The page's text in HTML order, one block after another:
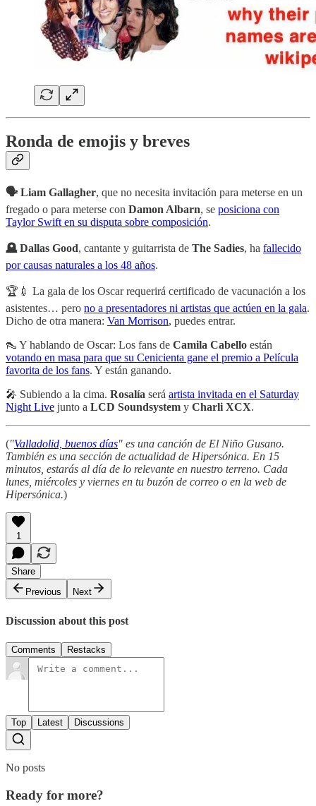
Ronda de emojis y breves
🗣 Liam Gallagher, que no necesita invitación para meterse en un
fregado o para meterse con Damon Albarn, se posiciona con
Taylor Swift en su disputa sobre composición.
🪦 Dallas Good, cantante y guitarrista de The Sadies, ha fallecido
por causas naturales a los 48 años.
🏆💉 La gala de los Oscar requerirá certificado de vacunación a los
asistentes… pero no a presentadores ni artistas que actúen en la gala.
Dicho de otra manera: Van Morrison, puedes entrar.
👠 Y hablando de Oscar: Los fans de Camila Cabello están
votando en masa para que su Cenicienta gane el premio a Película
favorita de los fans. Y están ganando.
🎤 Subiendo a la cima. Rosalía será artista invitada en el Saturday
Night Live junto a LCD Soundsystem y Charli XCX.
("Valladolid, buenos días" es una canción de El Niño Gusano.
También es una sección de actualidad de Hipersónica. En 15
minutos, estarás al día de lo relevante en nuestro terreno. Cada
lunes, miércoles y viernes en tu buzón de correo o en la web de
Hipersónica.)
1
Share
Previous
Next
Discussion about this post
Comments Restacks
Top Latest Discussions
No posts
Ready for more?